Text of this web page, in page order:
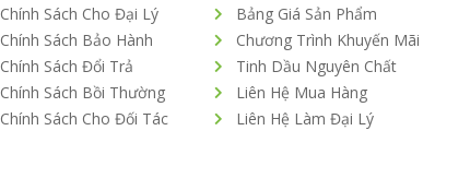
Chính Sách Cho Đại Lý
Chính Sách Bảo Hành
Chính Sách Đổi Trả
Chính Sách Bồi Thường
Chính Sách Cho Đối Tác
Bảng Giá Sản Phẩm
Chương Trình Khuyến Mãi
Tinh Dầu Nguyên Chất
Liên Hệ Mua Hàng
Liên Hệ Làm Đại Lý